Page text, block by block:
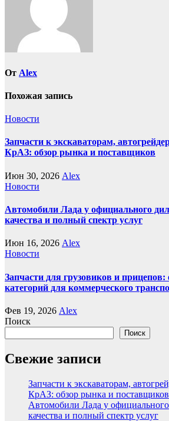
От Alex
Похожая запись
Новости
Запчасти к экскаваторам,
КрАЗ: обзор рынка и поставщиков
Июн 30, 2026 Alex
Новости
Автомобили Лада у официального
качества и полный спектр услуг
Июн 16, 2026 Alex
Новости
Запчасти для грузовиков и прицепов:
категорий для коммерческого
Фев 19, 2026 Alex
Поиск
Поиск
Свежие записи
Запчасти к экскаваторам,
КрАЗ: обзор рынка и поставщиков
Автомобили Лада у официального
качества и полный спектр услуг